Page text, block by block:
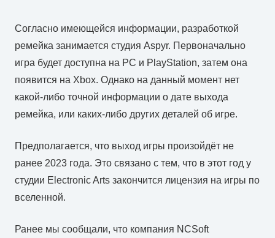
Согласно имеющейся информации, разработкой
ремейка занимается студия Aspyr. Первоначально
игра будет доступна на PC и PlayStation, затем она
появится на Xbox. Однако на данный момент нет
какой-либо точной информации о дате выхода
ремейка, или каких-либо других деталей об игре.
Предполагается, что выход игры произойдёт не
ранее 2023 года. Это связано с тем, что в этот год у
студии Electronic Arts закончится лицензия на игры по
вселенной.
Ранее мы сообщали, что компания NCSoft